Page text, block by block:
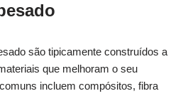
são tipicamente construídos a
que melhoram o seu
incluem compósitos, fibra